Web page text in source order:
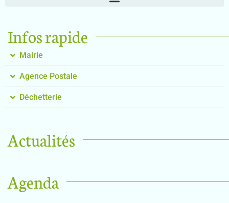
Infos rapide
Mairie
Agence Postale
Déchetterie
Actualités
Agenda